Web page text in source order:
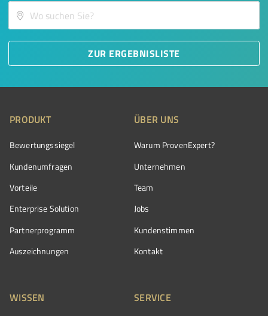
ZUR ERGEBNISLISTE
PRODUKT
Bewertungssiegel
Kundenumfragen
Vorteile
Enterprise Solution
Partnerprogramm
Auszeichnungen
ÜBER UNS
Warum ProvenExpert?
Unternehmen
Team
Jobs
Kundenstimmen
Kontakt
WISSEN SERVICE